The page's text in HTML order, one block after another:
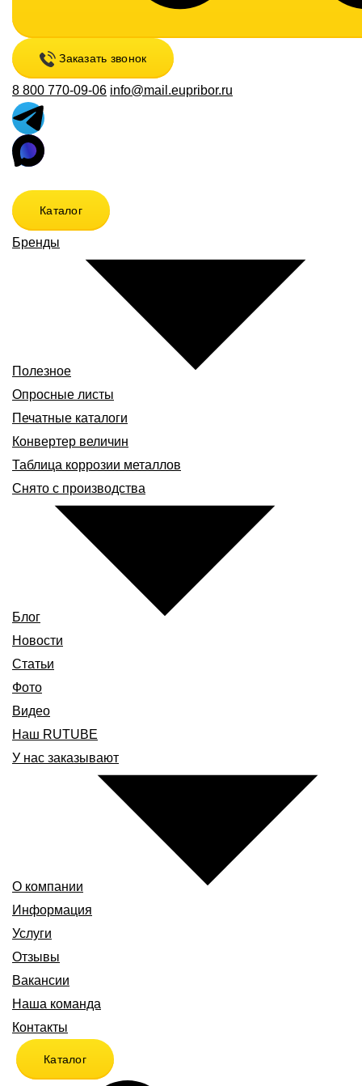
Заказать звонок
8 800 770-09-06 info@mail.eupribor.ru
Каталог
Бренды
Полезное
Опросные листы
Печатные каталоги
Конвертер величин
Таблица коррозии металлов
Снято с производства
Блог
Новости
Статьи
Фото
Видео
Наш RUTUBE
У нас заказывают
О компании
Информация
Услуги
Отзывы
Вакансии
Наша команда
Контакты
Каталог